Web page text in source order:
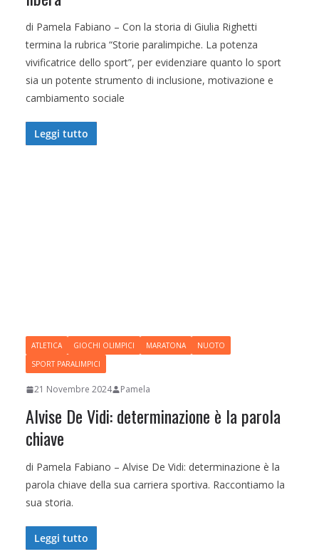
di Pamela Fabiano – Con la storia di Giulia Righetti
termina la rubrica “Storie paralimpiche. La potenza
vivificatrice dello sport”, per evidenziare quanto lo sport
sia un potente strumento di inclusione, motivazione e
cambiamento sociale
Leggi tutto
ATLETICA GIOCHI OLIMPICI MARATONA
NUOTO
SPORT PARALIMPICI
21 Novembre 2024 Pamela
Alvise De Vidi: determinazione è la parola
chiave
di Pamela Fabiano – Alvise De Vidi: determinazione è la
parola chiave della sua carriera sportiva. Raccontiamo la
sua storia.
Leggi tutto